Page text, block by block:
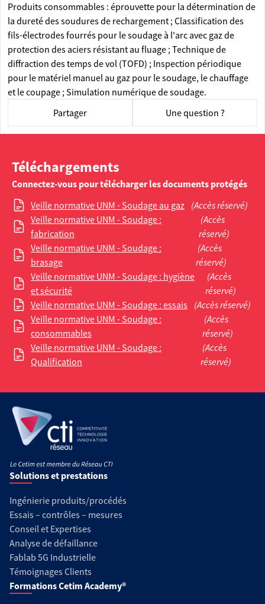
Produits consommables : éprouvette pour la détermination de
la dureté des soudures de rechargement ; Classification des
fils-électrodes fourrés pour le soudage à l'arc avec gaz de
protection des aciers résistant au fluage ; Technique de
diffraction des temps de vol (TOFD) ; Inspection périodique
pour le matériel manuel au gaz pour le soudage, le chauffage
et le coupage ; Simulation numérique de soudage.
Partager
Une question ?
Téléchargements
Connectez-vous pour télécharger les documents protégés
Veille normative UNM - Soudage au gaz (Accès réservé)
Veille normative UNM - Soudage :
fabrication
(Accès
réservé)
Veille normative UNM - Soudage :
brasage
(Accès
réservé)
Veille normative UNM - Soudage : hygiène
et sécurité
(Accès
réservé)
Veille normative UNM - Soudage : essais
(Accès réservé)
Veille normative UNM - Soudage :
consommables
(Accès
réservé)
Veille normative UNM - Soudage :
Qualification
(Accès
réservé)
Solutions et prestations
Ingénierie produits/procédés
Essais – contrôles – mesures
Conseil et Expertises
Analyse de défaillance
Fablab 5G Industrielle
Témoignages Clients
Formations Cetim Academy®